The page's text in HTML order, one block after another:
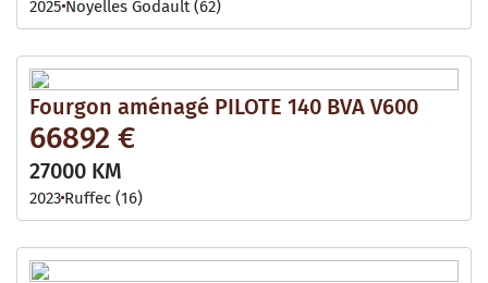
2025 Noyelles Godault (62)
Fourgon aménagé PILOTE 140 BVA V600
66892 €
27000 KM
2023 Ruffec (16)